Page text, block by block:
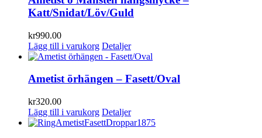
Katt/Snidat/Löv/Guld
kr990.00
Lägg till i varukorg Detaljer
Ametist örhängen – Fasett/Oval
kr320.00
Lägg till i varukorg Detaljer